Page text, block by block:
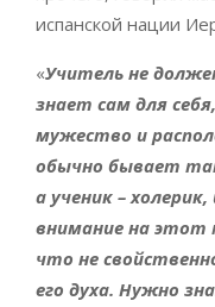
испанской нации
«Учитель не
знает сам для
мужество и
обычно бывает
а ученик –
внимание на этот
что не
его духа. Нужно